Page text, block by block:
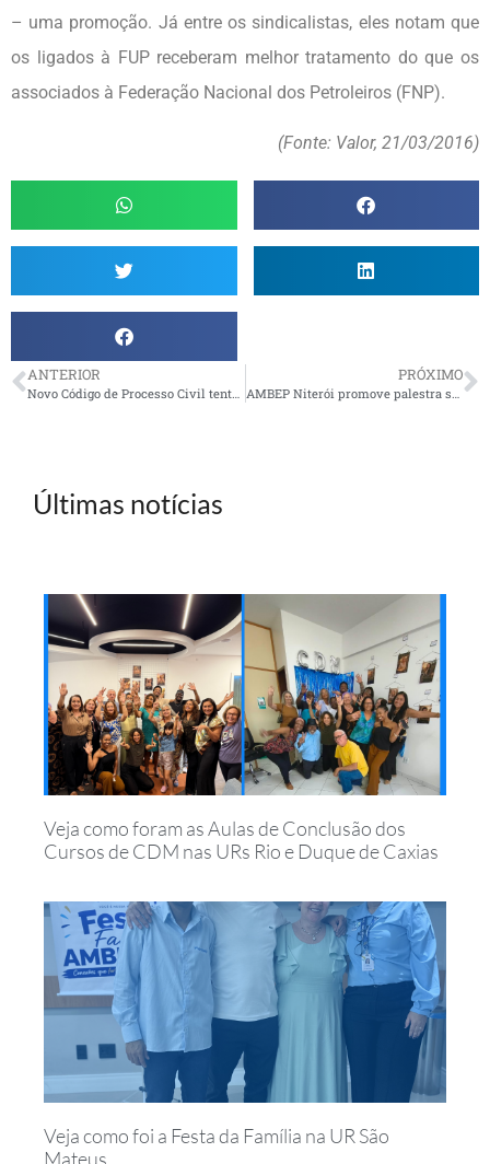
– uma promoção. Já entre os sindicalistas, eles notam que
os ligados à FUP receberam melhor tratamento do que os
associados à Federação Nacional dos Petroleiros (FNP).
(Fonte: Valor, 21/03/2016)
ANTERIOR PRÓXIMO
Últimas notícias
Veja como foram as Aulas de Conclusão dos
Cursos de CDM nas URs Rio e Duque de Caxias
Veja como foi a Festa da Família na UR São
Mateus